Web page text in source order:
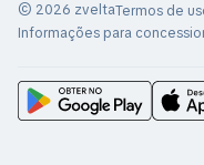
© 2026 zveltaTermos de
Informações para